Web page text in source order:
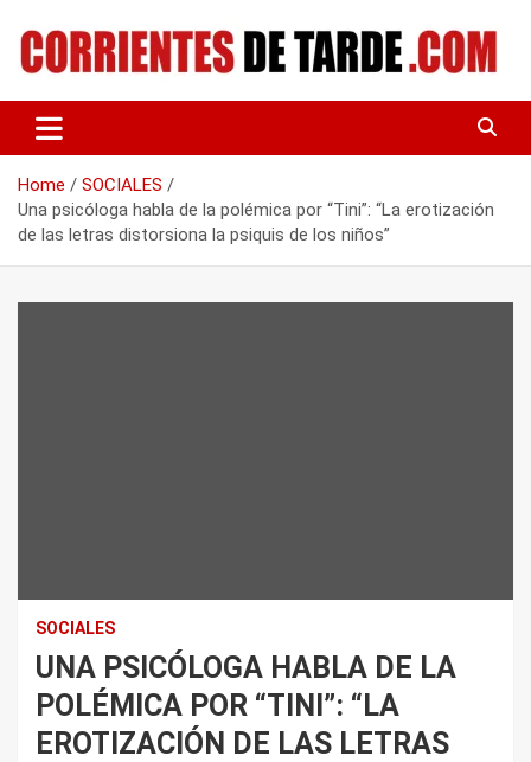
content
CORRIENTES DE TARDE
Home
SOCIALES
Una psicóloga habla de la polémica por “Tini”: “La erotización
de las letras distorsiona la psiquis de los niños”
SOCIALES
UNA PSICÓLOGA HABLA DE LA
POLÉMICA POR “TINI”: “LA
EROTIZACIÓN DE LAS LETRAS